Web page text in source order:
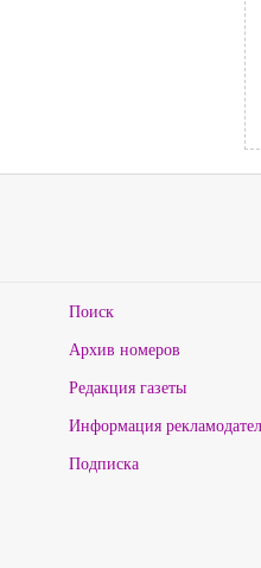
Поиск
Архив номеров
Редакция газеты
Информация
Подписка